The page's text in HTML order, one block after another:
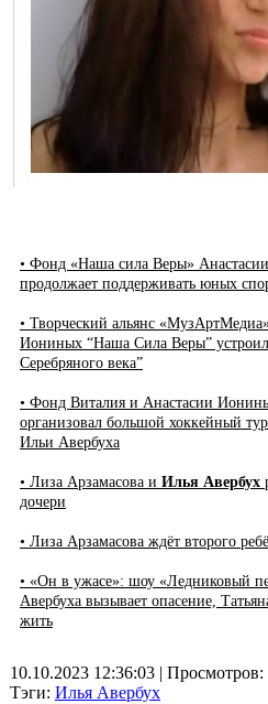
• Фонд «Наша сила Веры»
продолжает поддерживать юных
• Творческий альянс
Иониных “Наша Сила Веры”
Серебряного века”
• Фонд Виталия и Анастасии
организовал большой хоккейный
Ильи Авербуха
• Лиза Арзамасова и Илья Авербух
дочери
• Лиза Арзамасова ждёт второго
• «Он в ужасе»: шоу «Ледниковый
Авербуха вызывает опасение,
жить
10.10.2023 12:36:03 | Просмотров:
Тэги: Илья Авербух